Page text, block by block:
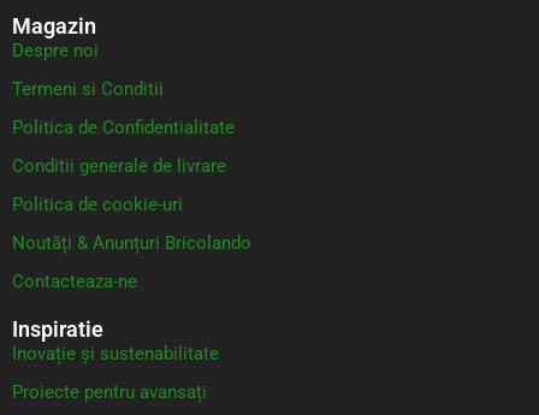
Magazin
Despre noi
Termeni si Conditii
Politica de Confidentialitate
Conditii generale de livrare
Politica de cookie-uri
Noutăți & Anunțuri Bricolando
Contacteaza-ne
Inspiratie
Inovație și sustenabilitate
Proiecte pentru avansați